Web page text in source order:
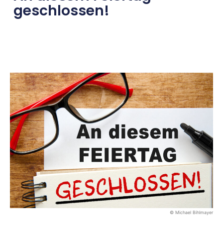
geschlossen!
© Michael Bihlmayer